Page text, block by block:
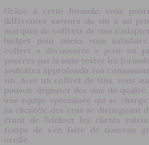
Grâce à cette formule, vous
différentes saveurs du vin à un
marques de coffrets de vins
budget pour mieux vous
coffret « découverte » pour un
pourrez par la suite tester les
souhaitez approfondir vos
vin. Avec un coffret de vins, vous
pouvoir déguster des vins de
une équipe spécialisée qui se
sa clientèle des crus se distinguant
étant de fidéliser les clients
temps de s’en faire de nouveau
oreille.